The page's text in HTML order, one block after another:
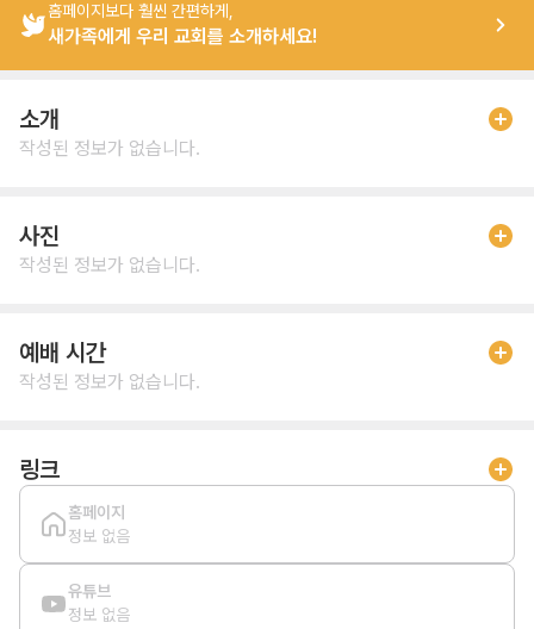
홈페이지보다 훨씬 간편하게,
새가족에게 우리 교회를 소개하세요!
소개
작성된 정보가 없습니다.
사진
작성된 정보가 없습니다.
예배 시간
작성된 정보가 없습니다.
링크
홈페이지
정보 없음
유튜브
정보 없음